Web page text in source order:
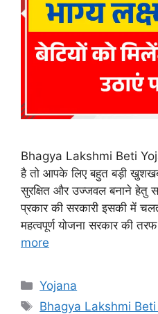
Bhagya Lakshmi Beti
है तो आपके लिए बहुत बड़ी
सुरक्षित और उज्जवल बनाने हेतु
प्रकार की सरकारी इसकी में
महत्वपूर्ण योजना सरकार की
more
Categories
Yojana
Tags
Bhagya Lakshmi Beti